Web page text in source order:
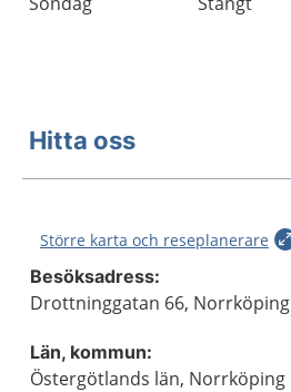
Hitta oss
Större karta och reseplanerare
Besöksadress:
Drottninggatan 66, Norrköping
Län, kommun:
Östergötlands län, Norrköping